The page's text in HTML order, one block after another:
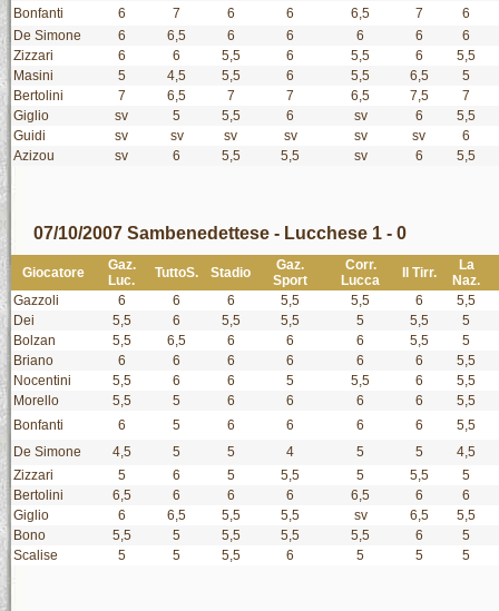
Bonfanti
6 7 6 6 6,5 7
6
De Simone
6 6,5 6 6 6 6
6
Zizzari
6 6 5,5 6 5,5 6
5,5
Masini
5 4,5 5,5 6 5,5 6,5
5
Bertolini
7 6,5 7 7 6,5 7,5
7
Giglio
sv 5 5,5 6 sv 6
5,5
Guidi
sv sv sv sv sv sv
6
Azizou
sv 6 5,5 5,5 sv 6 5,5
07/10/2007 Sambenedettese - Lucchese 1 - 0
Giocatore
Gaz.
Luc.
TuttoS. Stadio
Gaz.
Sport
Corr.
Lucca
Il Tirr.
La
Naz.
Gazzoli
6 6 6 5,5 5,5 6
5,5
Dei
5,5 6 5,5 5,5 5 5,5
5
Bolzan
5,5 6,5 6 6 6 5,5
5
Briano
6 6 6 6 6 6
5,5
Nocentini
5,5 6 6 5 5,5 6
5,5
Morello
5,5 5 6 6 6 6
5,5
Bonfanti
6 5 6 6 6 6
5,5
De Simone
4,5 5 5 4 5 5
4,5
Zizzari
5 6 5 5,5 5 5,5
5
Bertolini
6,5 6 6 6 6,5 6
6
Giglio
6 6,5 5,5 5,5 sv 6,5
5,5
Bono
5,5 5 5,5 5,5 5,5 6
5
Scalise
5 5 5,5 6 5 5 5